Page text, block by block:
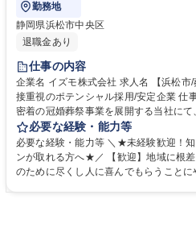
勤務地
静岡県浜松市中央区
退職金あり
仕事の内容
企業名 イズモ株式会社 求人名 【浜松市/葬祭プランナー】未経験歓迎！面
接重視のポテンシャル採用/安定企業 仕事の内容 静岡・愛知エリアで地域
密着の冠婚葬祭事業を展開する当社に
ます。ご遺族様と向き合うことで、故人
ニーを企画・提案するお仕事です。 【仕事詳細】ご逝去の連絡対応からお
迎え、ご遺族との打ち合わせ、通夜・
ターフォローまで一貫して担当します。
必要な経験・能力等
必要な経験・能力等 ＼★未経験歓迎！
ンが取れる方へ★／ 【歓迎】地域に根
のために尽くし人に喜んでもらうこと